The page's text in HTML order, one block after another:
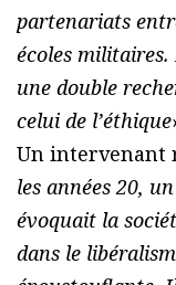
partenariats
écoles militaires.
une double
celui de l’éthique
Un intervenant
les années 20,
évoquait la
dans le